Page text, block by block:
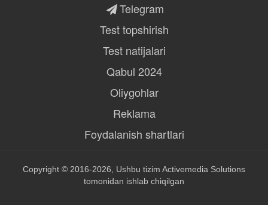
Telegram
Test topshirish
Test natijalari
Qabul 2024
Oliygohlar
Reklama
Foydalanish shartlari
Copyright © 2016-2026, Ushbu tizim Activemedia Solutions
tomonidan ishlab chiqilgan